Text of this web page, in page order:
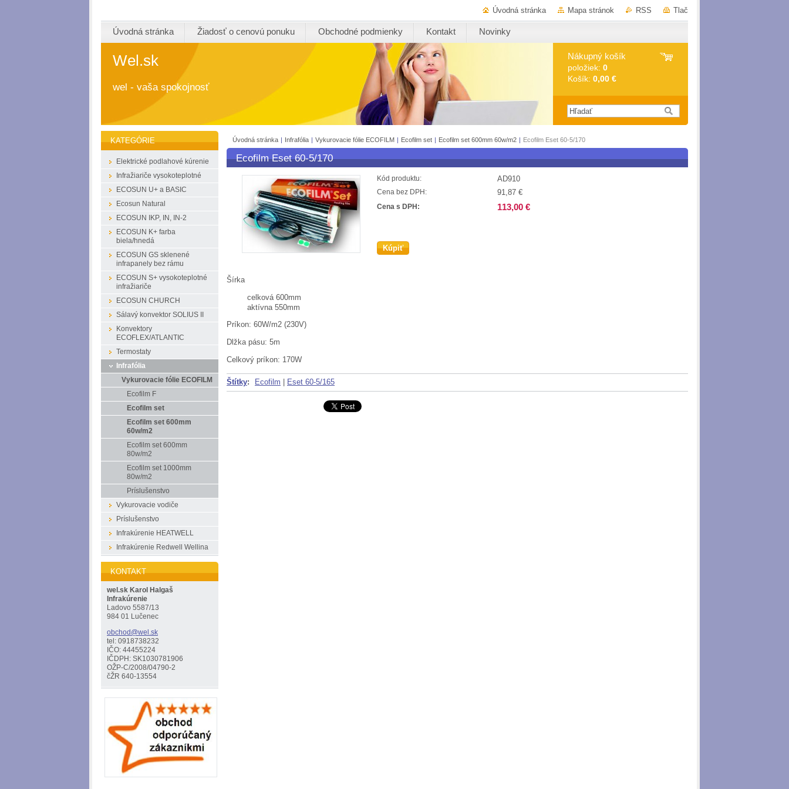
Úvodná stránka Mapa stránok RSS Tlač
Úvodná stránka Žiadosť o cenovú ponuku Obchodné podmienky Kontakt Novinky
Wel.sk
wel - vaša spokojnosť
Nákupný košík
položiek: 0
Košík: 0,00 €
Úvodná stránka | Infrafólia | Vykurovacie fólie ECOFILM | Ecofilm set | Ecofilm set 600mm 60w/m2 | Ecofilm Eset 60-5/170
Ecofilm Eset 60-5/170
Kód produktu: AD910
Cena bez DPH: 91,87 €
Cena s DPH: 113,00 €
Kúpiť
Šírka
celková 600mm
aktívna 550mm
Príkon: 60W/m2 (230V)
Dlžka pásu: 5m
Celkový príkon: 170W
Štítky: Ecofilm Eset 60-5/165
KATEGÓRIE
Elektrické podlahové kúrenie
Infražiariče vysokoteplotné
ECOSUN U+ a BASIC
Ecosun Natural
ECOSUN IKP, IN, IN-2
ECOSUN K+ farba
biela/hnedá
ECOSUN GS sklenené
infrapanely bez rámu
ECOSUN S+ vysokoteplotné
infražiariče
ECOSUN CHURCH
Sálavý konvektor SOLIUS II
Konvektory
ECOFLEX/ATLANTIC
Termostaty
Infrafólia
Vykurovacie fólie ECOFILM
Ecofilm F
Ecofilm set
Ecofilm set 600mm
60w/m2
Ecofilm set 600mm
80w/m2
Ecofilm set 1000mm
80w/m2
Príslušenstvo
Vykurovacie vodiče
Príslušenstvo
Infrakúrenie HEATWELL
Infrakúrenie Redwell Wellina
KONTAKT
wel.sk Karol Halgaš
Infrakúrenie
Ladovo 5587/13
984 01 Lučenec
obchod@wel.sk
tel: 0918738232
IČO: 44455224
IČDPH: SK1030781906
OŽP-C/2008/04790-2
čŽR 640-13554